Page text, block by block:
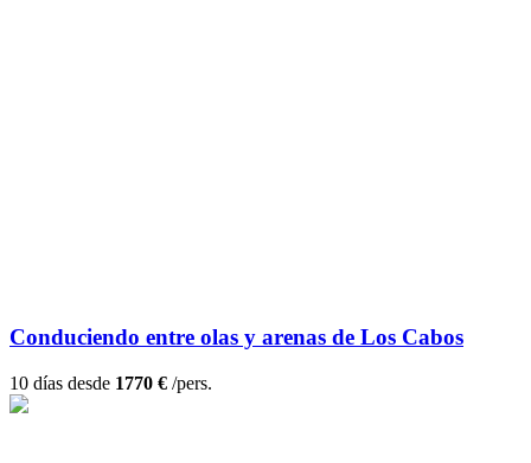
Conduciendo entre olas y arenas de Los Cabos
10 días desde 1770 € /pers.